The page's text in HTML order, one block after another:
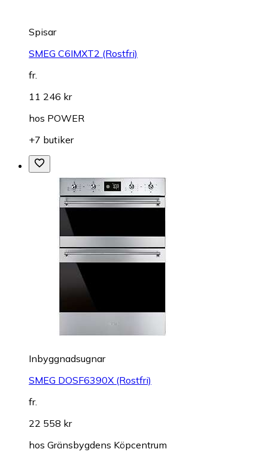
Spisar
SMEG C6IMXT2 (Rostfri)
fr.
11 246 kr
hos POWER
+7 butiker
Inbyggnadsugnar
SMEG DOSF6390X (Rostfri)
fr.
22 558 kr
hos Gränsbygdens Köpcentrum